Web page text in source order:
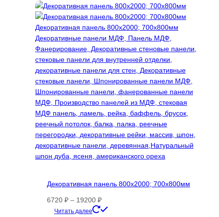
6286 ₽.
Декоративная панель 800х2000; 700х800мм
6720 ₽ – 19200 ₽Диапазон
цен:
Читать далее